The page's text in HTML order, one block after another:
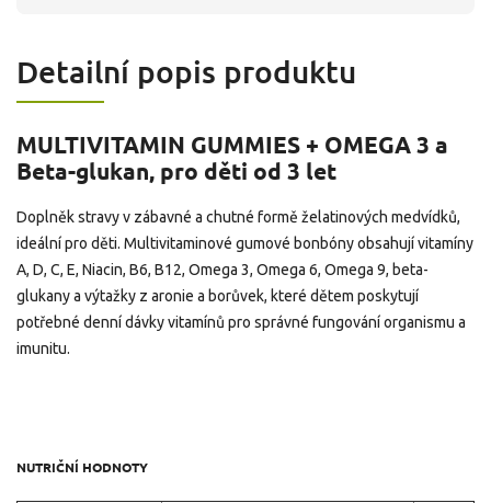
Detailní popis produktu
MULTIVITAMIN GUMMIES + OMEGA 3 a
Beta-glukan, pro děti od 3 let
Doplněk stravy v zábavné a chutné formě želatinových medvídků,
ideální pro děti. Multivitaminové gumové bonbóny obsahují vitamíny
A, D, C, E, Niacin, B6, B12, Omega 3, Omega 6, Omega 9, beta-
glukany a výtažky z aronie a borůvek, které dětem poskytují
potřebné denní dávky vitamínů pro správné fungování organismu a
imunitu.
NUTRIČNÍ HODNOTY